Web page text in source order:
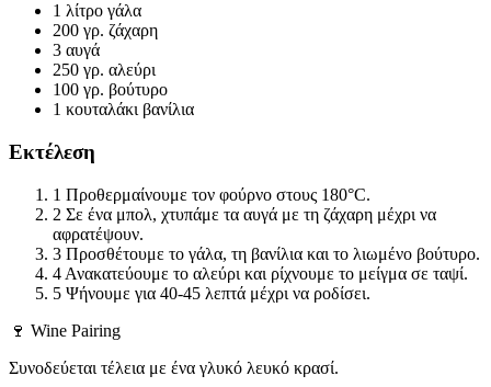
1 λίτρο γάλα
200 γρ. ζάχαρη
3 αυγά
250 γρ. αλεύρι
100 γρ. βούτυρο
1 κουταλάκι βανίλια
Εκτέλεση
1 Προθερμαίνουμε τον φούρνο στους 180°C.
2 Σε ένα μπολ, χτυπάμε τα αυγά με τη ζάχαρη μέχρι να
αφρατέψουν.
3 Προσθέτουμε το γάλα, τη βανίλια και το λιωμένο βούτυρο.
4 Ανακατεύουμε το αλεύρι και ρίχνουμε το μείγμα σε ταψί.
5 Ψήνουμε για 40-45 λεπτά μέχρι να ροδίσει.
🍷 Wine Pairing
Συνοδεύεται τέλεια με ένα γλυκό λευκό κρασί.